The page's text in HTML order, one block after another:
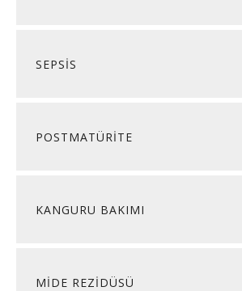
SEPSİS
POSTMATÜRİTE
KANGURU BAKIMI
MİDE REZİDÜSÜ